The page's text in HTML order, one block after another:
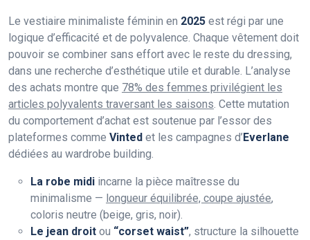
Le vestiaire minimaliste féminin en 2025 est régi par une
logique d’efficacité et de polyvalence. Chaque vêtement doit
pouvoir se combiner sans effort avec le reste du dressing,
dans une recherche d’esthétique utile et durable. L’analyse
des achats montre que 78% des femmes privilégient les
articles polyvalents traversant les saisons . Cette mutation
du comportement d’achat est soutenue par l’essor des
plateformes comme Vinted et les campagnes d’Everlane
dédiées au wardrobe building.
La robe midi incarne la pièce maîtresse du
minimalisme — longueur équilibrée, coupe ajustée,
coloris neutre (beige, gris, noir).
Le jean droit ou “corset waist”, structure la silhouette